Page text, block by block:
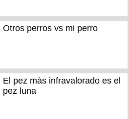
Otros perros vs mi perro
El pez más infravalorado es el
pez luna